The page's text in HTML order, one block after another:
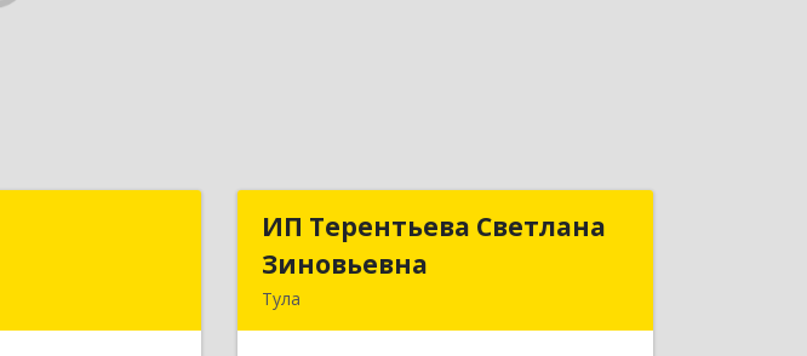
обл, Киреевск г,
ИП Терентьева Светлана
Зиновьевна
Тула
ИП Терентьева Светлана